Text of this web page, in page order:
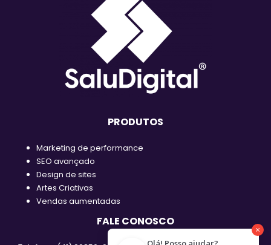
PRODUTOS
Marketing de performance
SEO avançado
Design de sites
Artes Criativas
Vendas aumentadas
FALE CONOSCO